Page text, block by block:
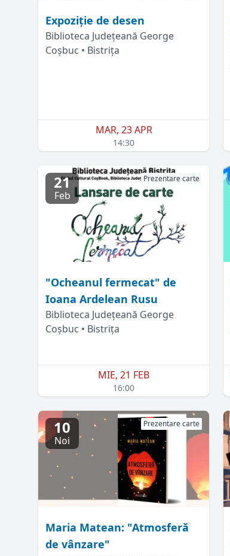
Expoziție de desen
Biblioteca Județeană George
Coșbuc • Bistrița
MAR, 23 APR
14:30
21
Feb
Prezentare carte
"Ocheanul fermecat" de
Ioana Ardelean Rusu
Biblioteca Județeană George
Coșbuc • Bistrița
MIE, 21 FEB
16:00
10
Noi
Prezentare carte
Maria Matean: "Atmosferă
de vânzare"